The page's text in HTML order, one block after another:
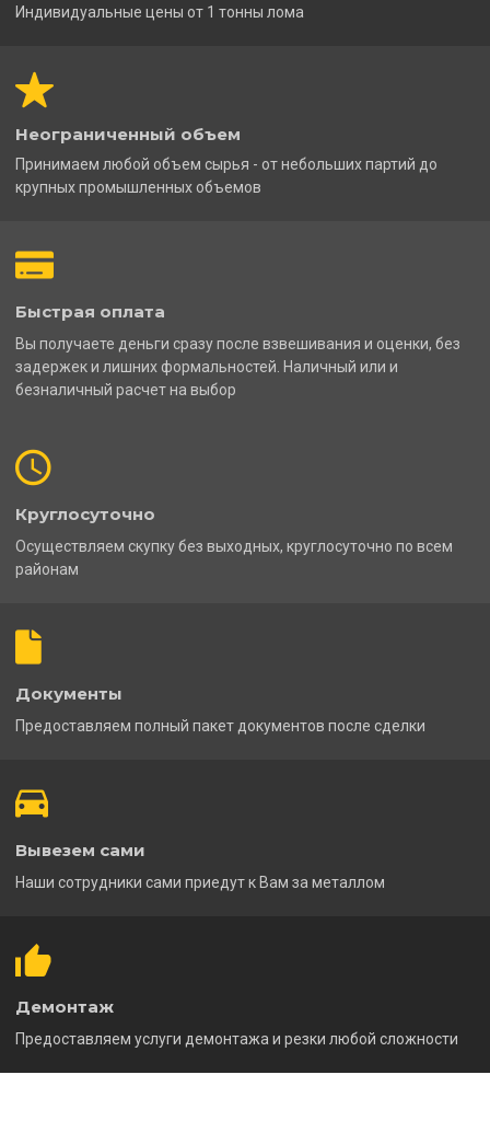
Индивидуальные цены от 1 тонны лома
Неограниченный объем
Принимаем любой объем сырья - от небольших партий до
крупных промышленных объемов
Быстрая оплата
Вы получаете деньги сразу после взвешивания и оценки, без
задержек и лишних формальностей. Наличный или и
безналичный расчет на выбор
Круглосуточно
Осуществляем скупку без выходных, круглосуточно по всем
районам
Документы
Предоставляем полный пакет документов после сделки
Вывезем сами
Наши сотрудники сами приедут к Вам за металлом
Демонтаж
Предоставляем услуги демонтажа и резки любой сложности